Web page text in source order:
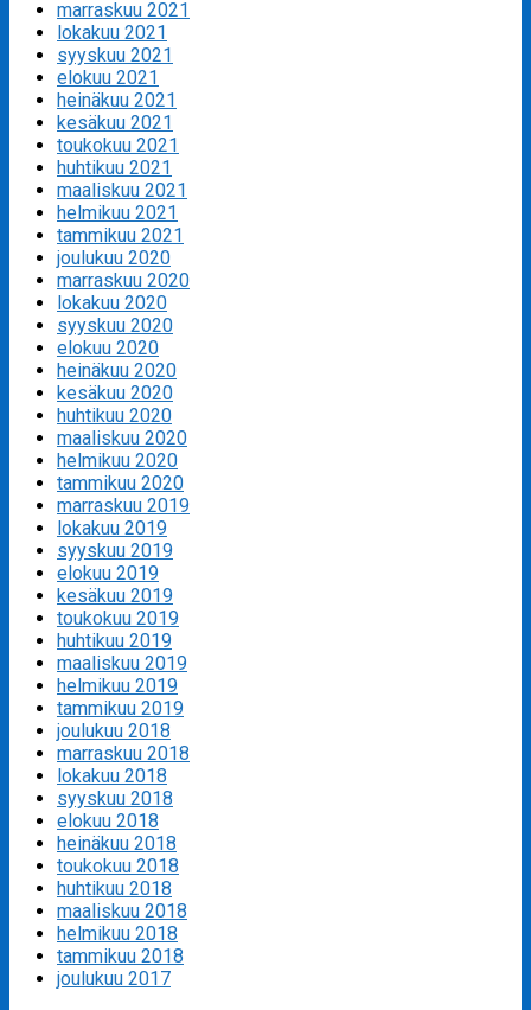
marraskuu 2021
lokakuu 2021
syyskuu 2021
elokuu 2021
heinäkuu 2021
kesäkuu 2021
toukokuu 2021
huhtikuu 2021
maaliskuu 2021
helmikuu 2021
tammikuu 2021
joulukuu 2020
marraskuu 2020
lokakuu 2020
syyskuu 2020
elokuu 2020
heinäkuu 2020
kesäkuu 2020
huhtikuu 2020
maaliskuu 2020
helmikuu 2020
tammikuu 2020
marraskuu 2019
lokakuu 2019
syyskuu 2019
elokuu 2019
kesäkuu 2019
toukokuu 2019
huhtikuu 2019
maaliskuu 2019
helmikuu 2019
tammikuu 2019
joulukuu 2018
marraskuu 2018
lokakuu 2018
syyskuu 2018
elokuu 2018
heinäkuu 2018
toukokuu 2018
huhtikuu 2018
maaliskuu 2018
helmikuu 2018
tammikuu 2018
joulukuu 2017